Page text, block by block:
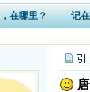
在哪里？ ——记在